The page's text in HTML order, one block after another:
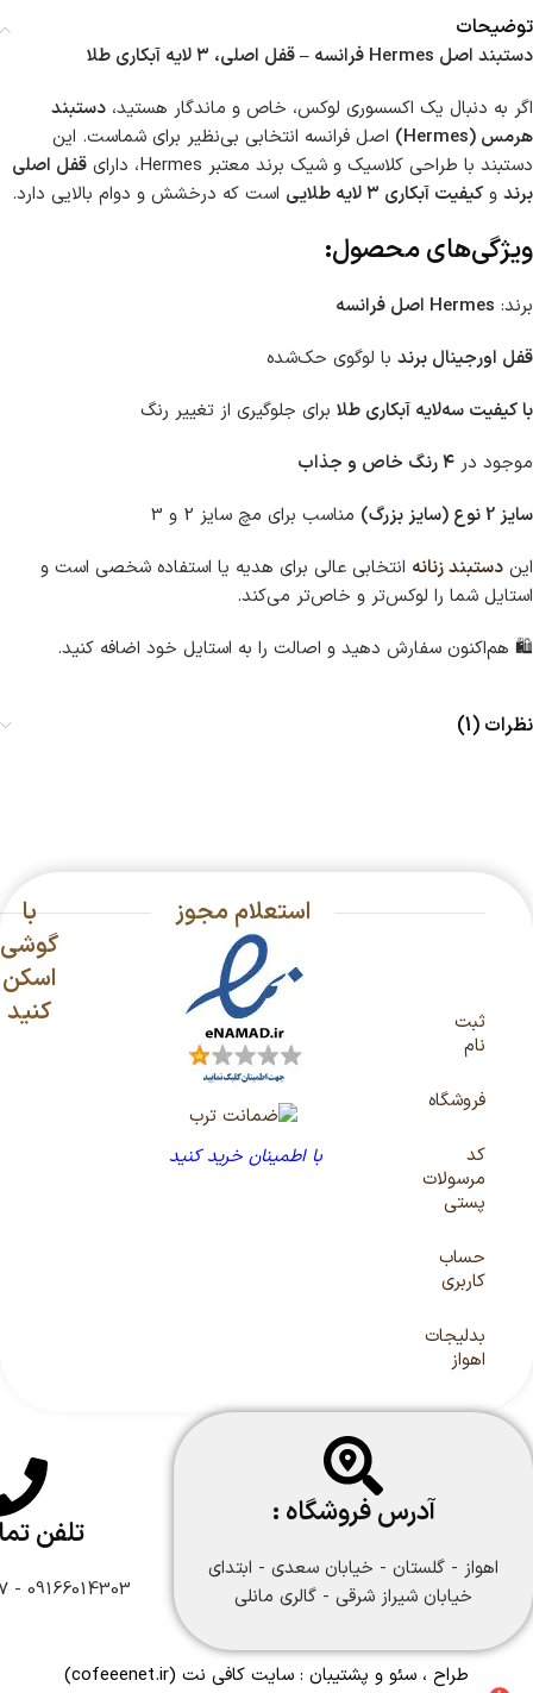
توضیحات
دستبند اصل Hermes فرانسه – قفل اصلی، ۳ لایه آبکاری طلا
اگر به دنبال یک اکسسوری لوکس، خاص و ماندگار هستید، دستبند
هرمس (Hermes)
اصل فرانسه انتخابی بی‌نظیر برای شماست. این
دستبند با طراحی کلاسیک و شیک برند معتبر Hermes، دارای
قفل اصلی
برند و کیفیت آبکاری ۳ لایه طلایی است که درخشش و دوام بالایی دارد.
ویژگی‌های محصول:
برند: Hermes اصل فرانسه
قفل اورجینال برند با لوگوی حک‌شده
با کیفیت سه‌لایه آبکاری طلا برای جلوگیری از تغییر رنگ
موجود در ۴ رنگ خاص و جذاب
سایز 2 نوع (سایز بزرگ)
مناسب برای مچ سایز 2 و 3
این دستبند زنانه انتخابی عالی برای هدیه یا استفاده شخصی است و
استایل شما را لوکس‌تر و خاص‌تر می‌کند.
🛍️ هم‌اکنون سفارش دهید و اصالت را به استایل خود اضافه کنید.
نظرات (1)
ثبت
نام
فروشگاه
کد
مرسولات
پستی
حساب
کاربری
بدلیجات
اهواز
استعلام مجوز
با اطمینان خرید کنید
با
گوشی
اسکن
کنید
آدرس فروشگاه :
اهواز - گلستان - خیابان سعدی - ابتدای
خیابان شیراز شرقی - گالری مانلی
تلفن
09166014303 - 09166108747
طراح ، سئو و پشتیبان : سایت کافی نت (cofeeenet.ir)